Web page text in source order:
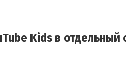
Kids в отдельный